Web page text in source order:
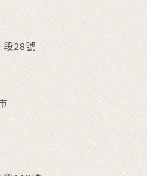
段28號